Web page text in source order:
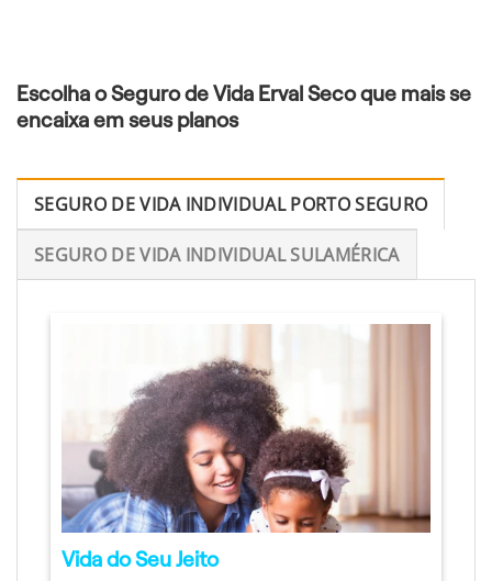
Escolha o Seguro de Vida Erval Seco que mais se
encaixa em seus planos
SEGURO DE VIDA INDIVIDUAL PORTO SEGURO
SEGURO DE VIDA INDIVIDUAL SULAMÉRICA
Vida do Seu Jeito